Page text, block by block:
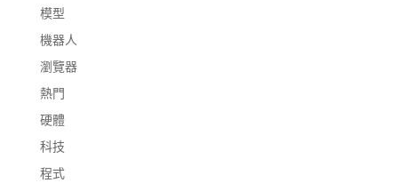
模型
機器人
瀏覽器
熱門
硬體
科技
程式